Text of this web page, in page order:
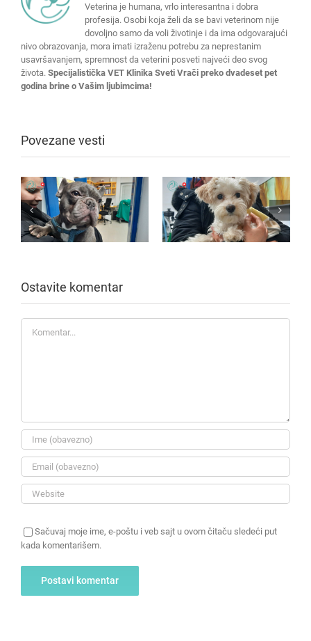
Veterina je humana, vrlo interesantna i dobra
profesija. Osobi koja želi da se bavi veterinom nije
dovoljno samo da voli životinje i da ima odgovarajući
nivo obrazovanja, mora imati izraženu potrebu za neprestanim
usavršavanjem, spremnost da veterini posveti najveći deo svog
života. Specijalistička VET Klinika Sveti Vrači preko dvadeset pet
godina brine o Vašim ljubimcima!
Povezane vesti
Ostavite komentar
Sačuvaj moje ime, e-poštu i veb sajt u ovom čitaču sledeći put
kada komentarišem.